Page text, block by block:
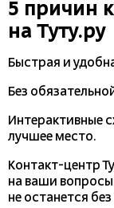
5 причин
на Туту.ру
Быстрая и
Без
Интерактивные
лучшее место.
Контакт-центр
на ваши
не останется